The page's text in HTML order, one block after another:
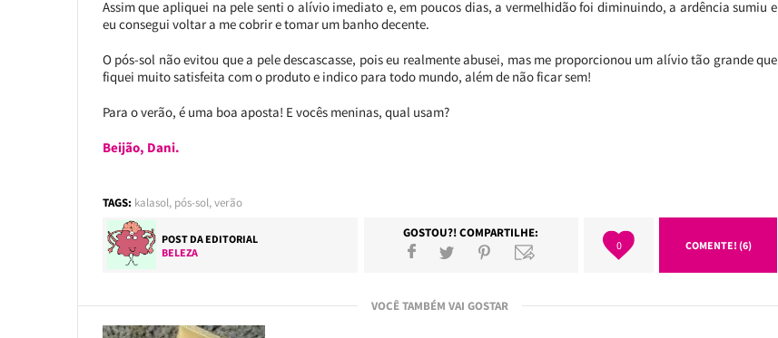
Assim que apliquei na pele senti o alívio imediato e, em poucos dias, a vermelhidão foi diminuindo, a ardência sumiu e
eu consegui voltar a me cobrir e tomar um banho decente.
O pós-sol não evitou que a pele descascasse, pois eu realmente abusei, mas me proporcionou um alívio tão grande que
fiquei muito satisfeita com o produto e indico para todo mundo, além de não ficar sem!
Para o verão, é uma boa aposta! E vocês meninas, qual usam?
Beijão, Dani.
TAGS: kalasol, pós-sol,verão
POST DA EDITORIAL
BELEZA
GOSTOU?! COMPARTILHE:
0 COMENTE! (6)
VOCÊ TAMBÉM VAI GOSTAR